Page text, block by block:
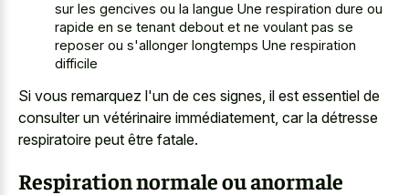
sur les gencives ou la langue Une respiration dure ou
rapide en se tenant debout et ne voulant pas se
reposer ou s'allonger longtemps Une respiration
difficile
Si vous remarquez l'un de ces signes, il est essentiel de
consulter un vétérinaire immédiatement, car la détresse
respiratoire peut être fatale.
Respiration normale ou anormale